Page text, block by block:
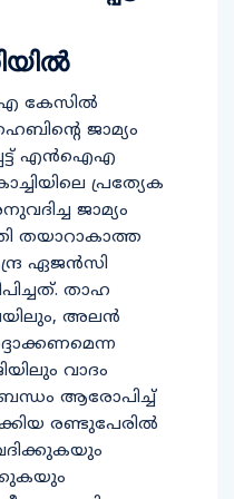
എ കേസിൽ
ജാമ്യം
എൻഐഎ
പ്രത്യേക
ജാമ്യം
തയാറാകാത്ത
ഏജൻസി
താഹ
അലൻ
വാദം
ആരോപിച്ച്
രണ്ടുപേരില്‍